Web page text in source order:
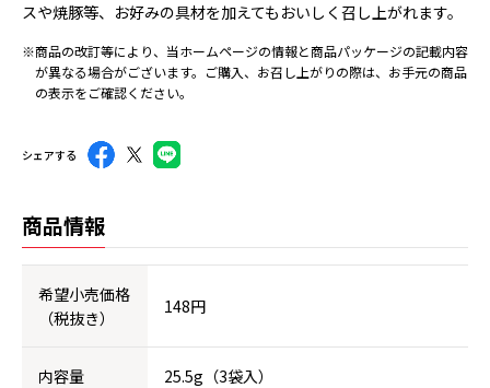
スや焼豚等、お好みの具材を加えてもおいしく召し上がれます。
※商品の改訂等により、当ホームページの情報と商品パッケージの記載内容
が異なる場合がございます。ご購入、お召し上がりの際は、お手元の商品
の表示をご確認ください。
シェアする
商品情報
希望小売価格
（税抜き）
148円
内容量 25.5g（3袋入）